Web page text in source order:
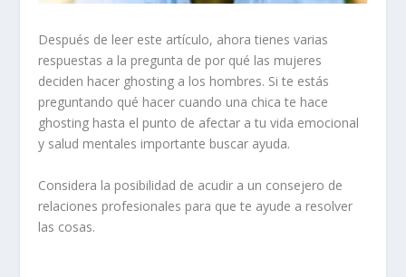
Después de leer este artículo, ahora tienes varias
respuestas a la pregunta de por qué las mujeres
deciden hacer ghosting a los hombres. Si te estás
preguntando qué hacer cuando una chica te hace
ghosting hasta el punto de afectar a tu vida emocional
y salud mentales importante buscar ayuda.
Considera la posibilidad de acudir a un consejero de
relaciones profesionales para que te ayude a resolver
las cosas.